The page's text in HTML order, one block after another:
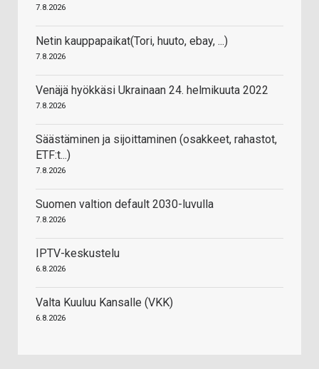
7.8.2026
Netin kauppapaikat(Tori, huuto, ebay, ...)
7.8.2026
Venäjä hyökkäsi Ukrainaan 24. helmikuuta 2022
7.8.2026
Säästäminen ja sijoittaminen (osakkeet, rahastot,
ETF:t...)
7.8.2026
Suomen valtion default 2030-luvulla
7.8.2026
IPTV-keskustelu
6.8.2026
Valta Kuuluu Kansalle (VKK)
6.8.2026